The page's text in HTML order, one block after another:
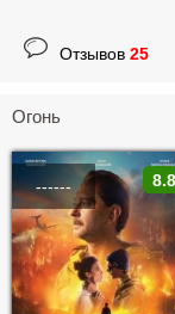
Отзывов 25
Огонь
8.8
------